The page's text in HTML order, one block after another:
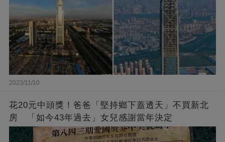
2023/11/10
花20元中頭獎！爸爸「堅持鄉下蓋透天」不買新北
房 「如今43年過去」女兒感謝當年決定